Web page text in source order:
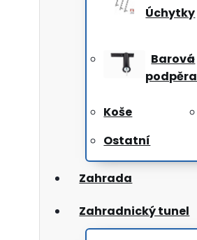
Úchytky
Barová
podpěra
Koše
Ostatní
Zahrada
Zahradnický tunel